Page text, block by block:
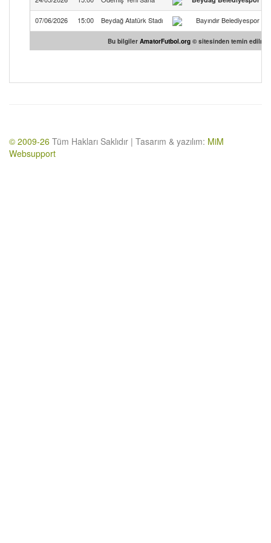
07/06/2026 15:00 Beydağ Atatürk Stadı Bayındır Belediyespor
Bu bilgiler AmatorFutbol.org © sitesinden temin
© 2009-26 Tüm Hakları Saklıdır | Tasarım & yazılım: MiM
Websupport